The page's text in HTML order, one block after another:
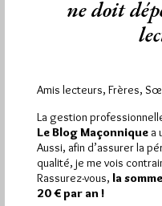
Les initiations de femmes
Loges du GODF se
Dans Dans la presse
Hier jeudi 6 août 2026,
2 608 pagesont été
ne doit
Amis lecteurs, Frères,
La gestion
Le Blog Maçonnique a
Aussi, afin d’assurer la
qualité, je me vois
Rassurez-vous, la
20 € par an !